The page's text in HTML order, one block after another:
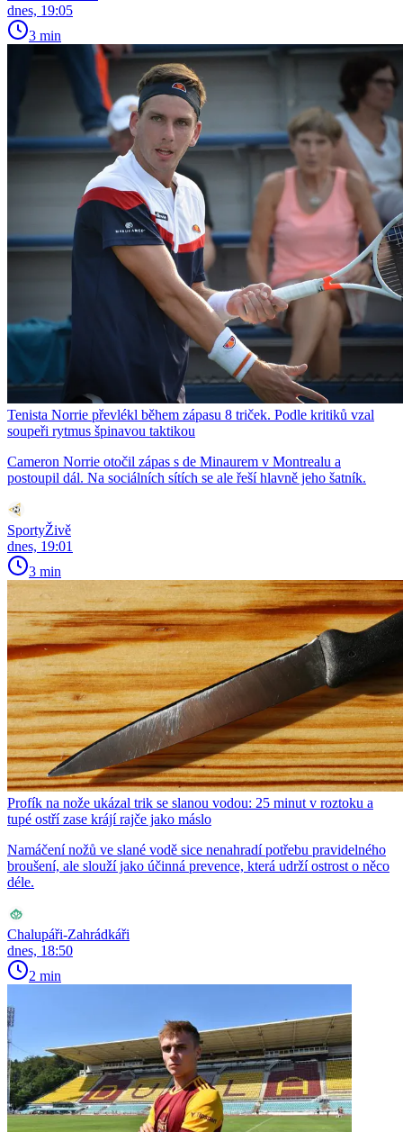
dnes, 19:05
3 min
Tenista Norrie převlékl během zápasu 8 triček. Podle kritiků vzal
soupeři rytmus špinavou taktikou
Cameron Norrie otočil zápas s de Minaurem v Montrealu a
postoupil dál. Na sociálních sítích se ale řeší hlavně jeho šatník.
SportyŽivě
dnes, 19:01
3 min
Profík na nože ukázal trik se slanou vodou: 25 minut v roztoku a
tupé ostří zase krájí rajče jako máslo
Namáčení nožů ve slané vodě sice nenahradí potřebu pravidelného
broušení, ale slouží jako účinná prevence, která udrží ostrost o něco
déle.
Chalupáři-Zahrádkáři
dnes, 18:50
2 min